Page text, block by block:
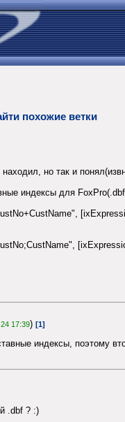
похожие ветки
но так и
индексы для
17:39) [1]
индексы, поэтому
.dbf ? :)